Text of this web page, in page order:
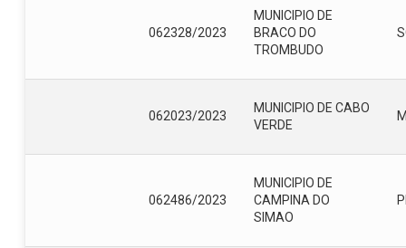
062328/2023
MUNICIPIO DE
BRACO DO
TROMBUDO
062023/2023
MUNICIPIO DE CABO
VERDE
062486/2023
MUNICIPIO DE
CAMPINA DO
SIMAO